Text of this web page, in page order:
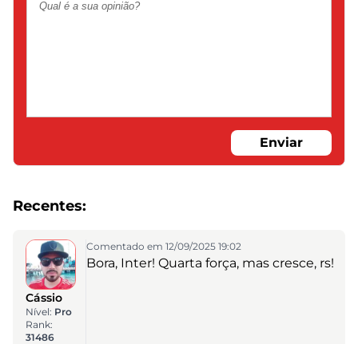
Enviar
Recentes:
Cássio
Nível: Pro
Rank:
31486
Comentado em 12/09/2025 19:02
Bora, Inter! Quarta força, mas cresce, rs!